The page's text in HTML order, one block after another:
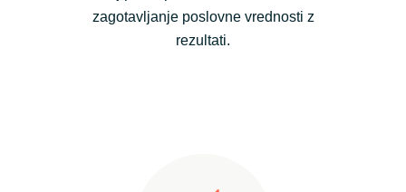
zagotavljanje poslovne vrednosti z
rezultati.